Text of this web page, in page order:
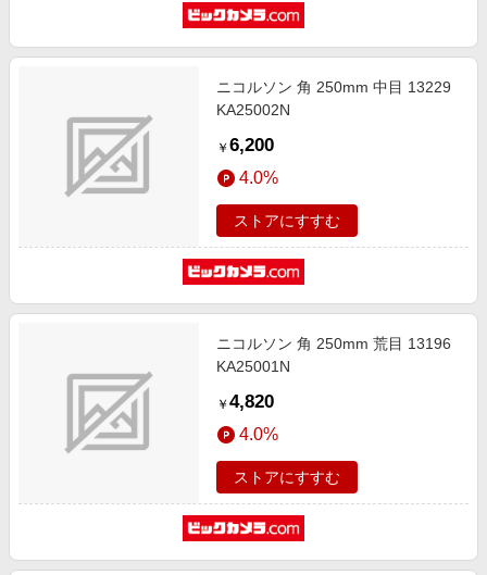
ニコルソン 角 250mm 中目 13229
KA25002N
￥ 6,200
4.0%
ストアにすすむ
ニコルソン 角 250mm 荒目 13196
KA25001N
￥ 4,820
4.0%
ストアにすすむ